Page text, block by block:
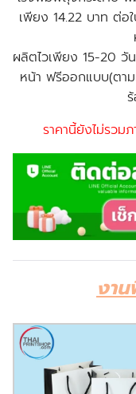
เพียง 14.22 บาท ต่
ผลิตไวเพียง 15-20 วั
หน้า ฟรีออกแบบ(ตาม
ราคานี้ยังไม่รวม
งา